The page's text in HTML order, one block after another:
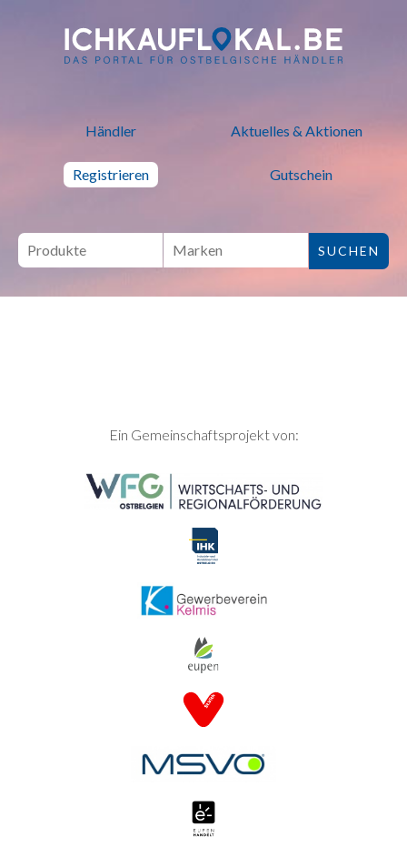
ich kauf lokal - Bei lokalen
Händler Aktuelles & Aktionen
Registrieren Gutschein
SEITENFUSSEin Gemeinschaftsprojekt von: